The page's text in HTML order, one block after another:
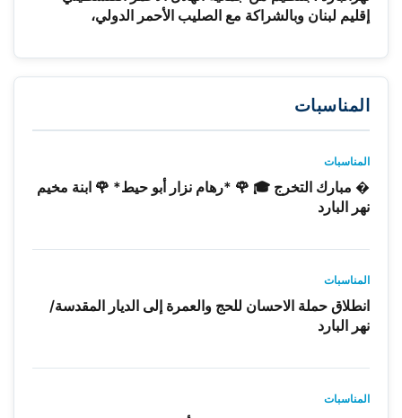
إقليم لبنان وبالشراكة مع الصليب الأحمر الدولي،
المناسبات
المناسبات
� مبارك التخرج 🎓 🌹 *رهام نزار أبو حيط* 🌹 ابنة مخيم
نهر البارد
المناسبات
انطلاق حملة الاحسان للحج والعمرة إلى الديار المقدسة/
نهر البارد
المناسبات